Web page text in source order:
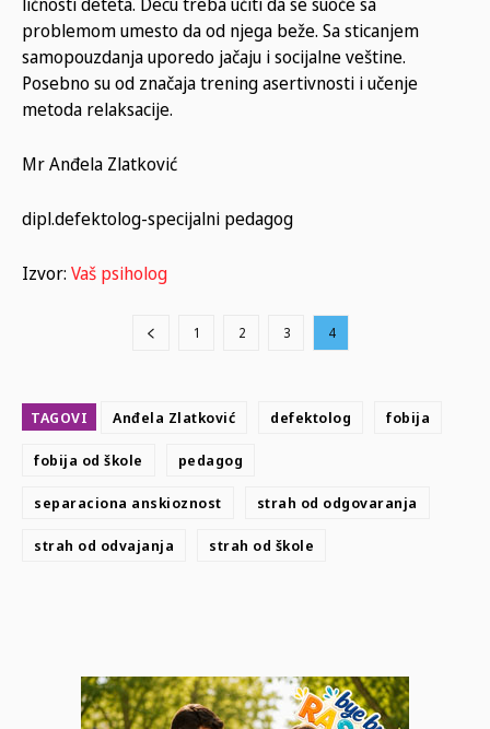
problemom umesto da od njega beže. Sa sticanjem
samopouzdanja uporedo jačaju i socijalne veštine.
Posebno su od značaja trening asertivnosti i učenje
metoda relaksacije.
Mr Anđela Zlatković
dipl.defektolog-specijalni pedagog
Izvor: Vaš psiholog
1 2 3 4
TAGOVI Anđela Zlatković defektolog fobija
fobija od škole pedagog
separaciona anskioznost strah od odgovaranja
strah od odvajanja strah od škole